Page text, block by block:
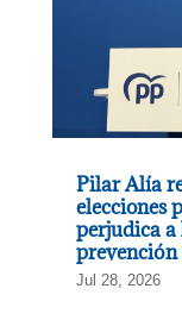
Pilar Alía
elecciones
perjudica
prevención
Jul 28, 2026